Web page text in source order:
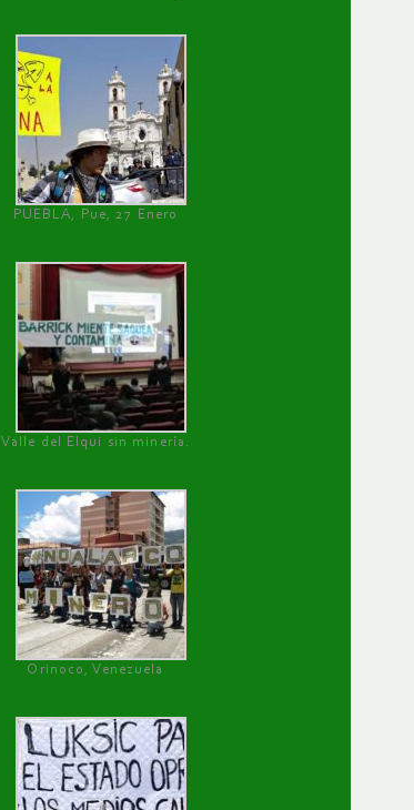
PUEBLA, Pue, 27 Enero
Valle del Elqui sin minería.
Orinoco, Venezuela